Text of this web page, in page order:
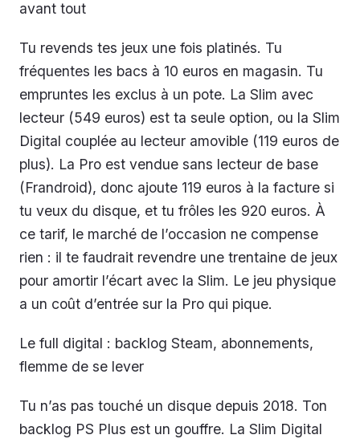
avant tout
Tu revends tes jeux une fois platinés. Tu
fréquentes les bacs à 10 euros en magasin. Tu
empruntes les exclus à un pote. La Slim avec
lecteur (549 euros) est ta seule option, ou la Slim
Digital couplée au lecteur amovible (119 euros de
plus). La Pro est vendue sans lecteur de base
(Frandroid), donc ajoute 119 euros à la facture si
tu veux du disque, et tu frôles les 920 euros. À
ce tarif, le marché de l’occasion ne compense
rien : il te faudrait revendre une trentaine de jeux
pour amortir l’écart avec la Slim. Le jeu physique
a un coût d’entrée sur la Pro qui pique.
Le full digital : backlog Steam, abonnements,
flemme de se lever
Tu n’as pas touché un disque depuis 2018. Ton
backlog PS Plus est un gouffre. La Slim Digital